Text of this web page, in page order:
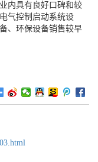
内具有良好口碑和较
气控制启动系统设
、环保设备销售较早